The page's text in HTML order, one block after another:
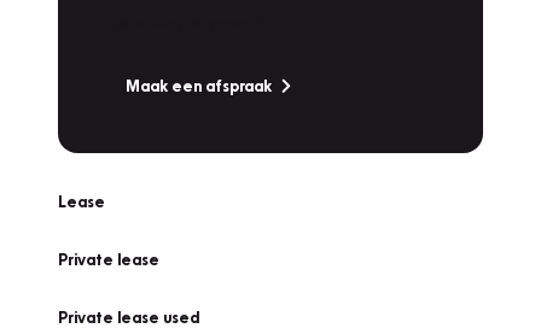
Maak een afspraak
Lease
Private lease
Private lease used